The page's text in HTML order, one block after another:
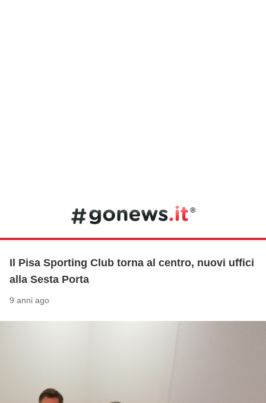
Il Pisa Sporting Club torna al centro, nuovi uffici
alla Sesta Porta
9 anni ago